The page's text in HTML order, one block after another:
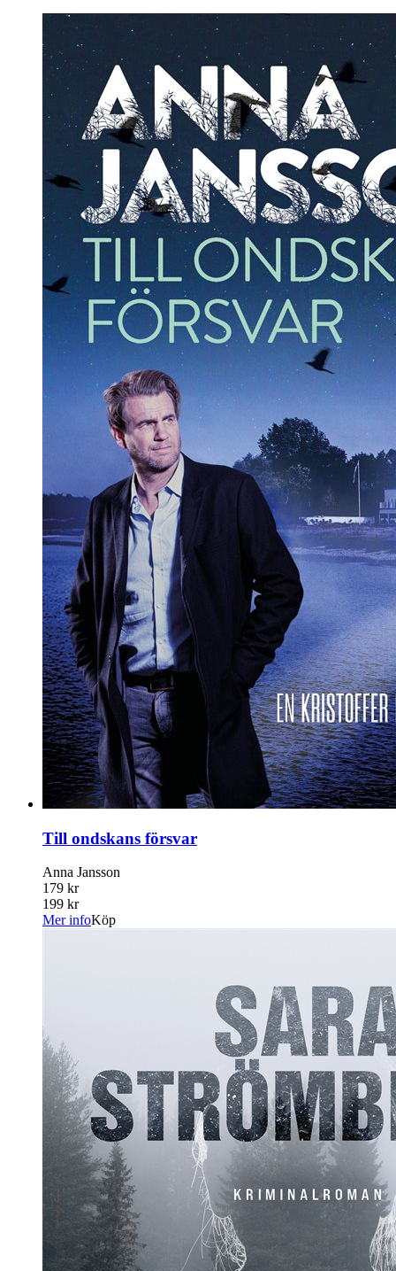
Till ondskans försvar
Anna Jansson
179 kr
199 kr
Mer infoKöp